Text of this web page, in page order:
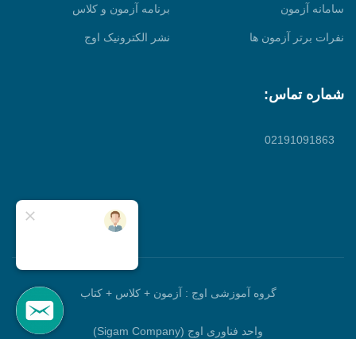
سامانه آزمون برنامه آزمون و کلاس
نفرات برتر آزمون ها نشر الکترونیک اوج
شماره تماس:
02191091863
گروه آموزشی اوج : آزمون + کلاس + کتاب
واحد فناوری اوج (Sigam Company)